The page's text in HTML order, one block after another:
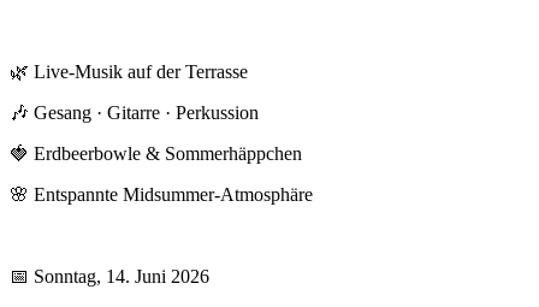
🌿 Live-Musik auf der Terrasse
🎶 Gesang · Gitarre · Perkussion
🍓 Erdbeerbowle & Sommerhäppchen
🌸 Entspannte Midsummer-Atmosphäre
📅 Sonntag, 14. Juni 2026